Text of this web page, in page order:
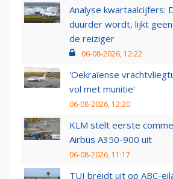
Analyse kwartaalcijfers:
duurder wordt, lijkt
de reiziger
06-08-2026, 12:22
'Oekraïense
vol met munitie'
06-08-2026, 12:20
KLM stelt eerste
Airbus A350-900 uit
06-08-2026, 11:17
TUI breidt uit op ABC-